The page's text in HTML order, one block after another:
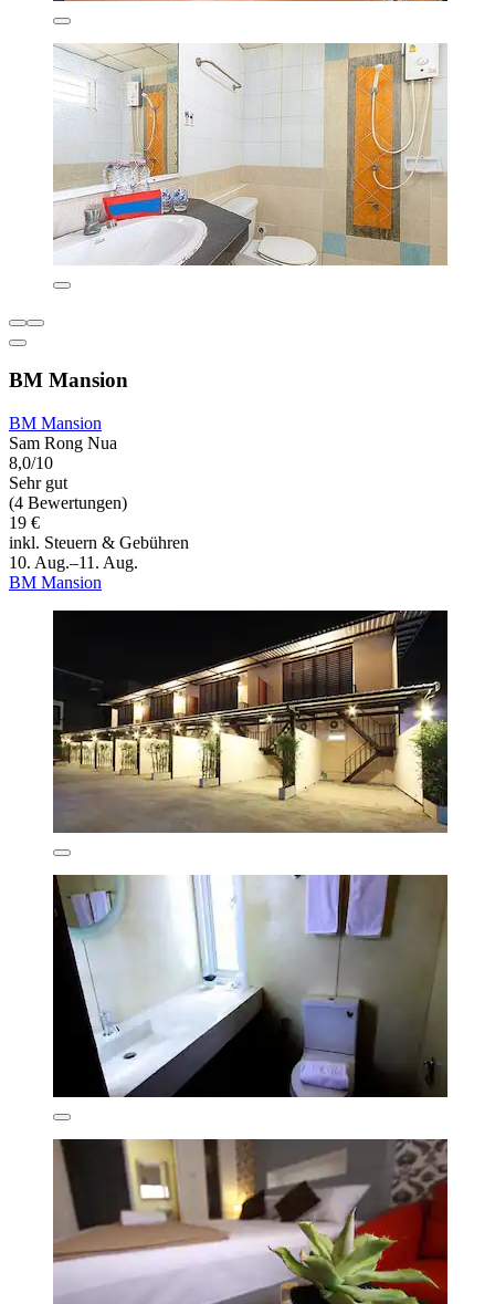
BM Mansion
BM Mansion
Sam Rong Nua
8,0/10
Sehr gut
(4 Bewertungen)
19 €
inkl. Steuern & Gebühren
10. Aug.–11. Aug.
BM Mansion